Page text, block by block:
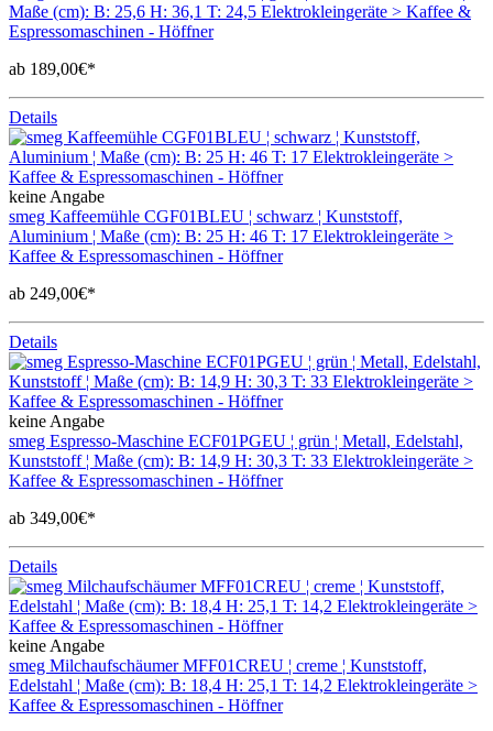
Maße (cm): B: 25,6 H: 36,1 T: 24,5 Elektrokleingeräte > Kaffee &
Espressomaschinen - Höffner
ab 189,00€*
Details
keine Angabe
smeg Kaffeemühle CGF01BLEU ¦ schwarz ¦ Kunststoff,
Aluminium ¦ Maße (cm): B: 25 H: 46 T: 17 Elektrokleingeräte >
Kaffee & Espressomaschinen - Höffner
ab 249,00€*
Details
keine Angabe
smeg Espresso-Maschine ECF01PGEU ¦ grün ¦ Metall, Edelstahl,
Kunststoff ¦ Maße (cm): B: 14,9 H: 30,3 T: 33 Elektrokleingeräte >
Kaffee & Espressomaschinen - Höffner
ab 349,00€*
Details
keine Angabe
smeg Milchaufschäumer MFF01CREU ¦ creme ¦ Kunststoff,
Edelstahl ¦ Maße (cm): B: 18,4 H: 25,1 T: 14,2 Elektrokleingeräte >
Kaffee & Espressomaschinen - Höffner